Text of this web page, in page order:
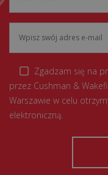
Zgadzam się na
przez Cushman &
Warszawie w celu
elektroniczną.